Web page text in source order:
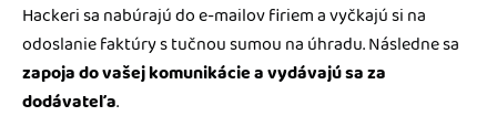
Hackeri sa nabúrajú do e-mailov firiem a vyčkajú si na
odoslanie faktúry s tučnou sumou na úhradu. Následne sa
zapoja do vašej komunikácie a vydávajú sa za
dodávateľa.